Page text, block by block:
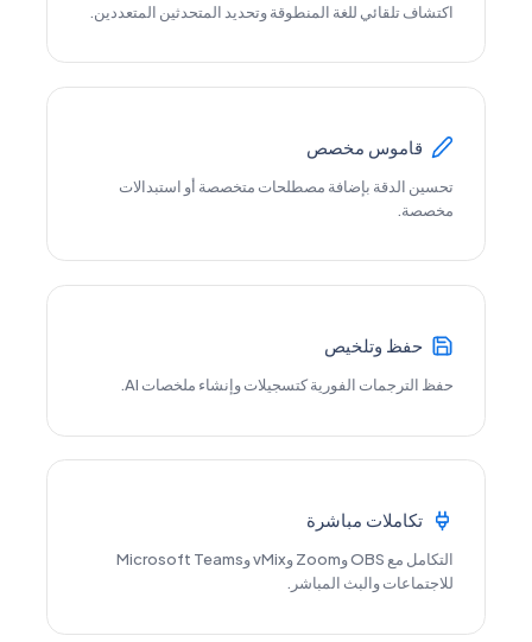
اكتشاف تلقائي للغة المنطوقة وتحديد المتحدثين المتعددين.
قاموس مخصص
تحسين الدقة بإضافة مصطلحات متخصصة أو استبدالات
مخصصة.
حفظ وتلخيص
حفظ الترجمات الفورية كتسجيلات وإنشاء ملخصات AI.
تكاملات مباشرة
التكامل مع OBS وZoom وvMix وMicrosoft Teams
للاجتماعات والبث المباشر.